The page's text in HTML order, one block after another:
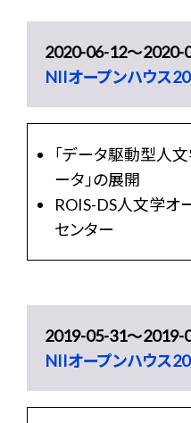
2020-06-12〜2020-
NIIオープンハウス
「データ駆動型人文
ータ」の展開
ROIS-DS人文学オ
センター
2019-05-31〜2019-
NIIオープンハウス